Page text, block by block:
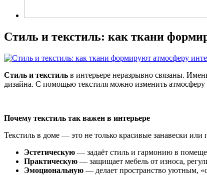
Стиль и текстиль: как ткани
Стиль и текстиль в интерьере неразрывно связаны.
дизайна. С помощью текстиля можно изменить атмосферу
Почему текстиль так важен в интерьере
Текстиль в доме — это не только красивые занавески
Эстетическую — задаёт стиль и гармонию в
Практическую — защищает мебель от износа,
Эмоциональную — делает пространство уютным,